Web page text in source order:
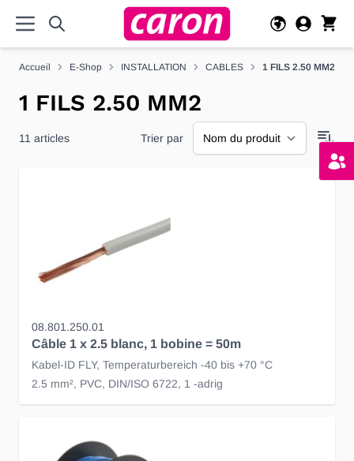
Accueil E-Shop INSTALLATION CABLES 1 FILS 2.50 MM2
1 FILS 2.50 MM2
11 articles Trier par
08.801.250.01
Câble 1 x 2.5 blanc, 1 bobine = 50m
Kabel-ID FLY, Temperaturbereich -40 bis +70 °C
2.5 mm², PVC, DIN/ISO 6722, 1 -adrig